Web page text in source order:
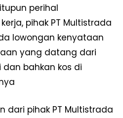
perihal
pihak PT Multistrada
lowongan kenyataan
yang datang dari
dan bahkan kos di
dari pihak PT Multistrada